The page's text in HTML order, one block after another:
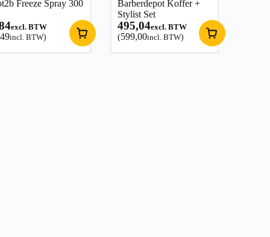
Freeze Spray 300
excl. BTW
incl. BTW)
Barberdepot Koffer +
Stylist Set
495,04excl. BTW
(599,00incl. BTW)